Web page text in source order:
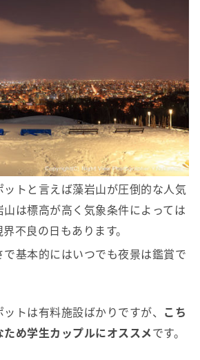
トと言えば藻岩山が圧倒的な人気
は標高が高く気象条件によっては
不良の日もあります。
基本的にはいつでも夜景は鑑賞で
トは有料施設ばかりですが、 こち
め学生カップルにオススメです。